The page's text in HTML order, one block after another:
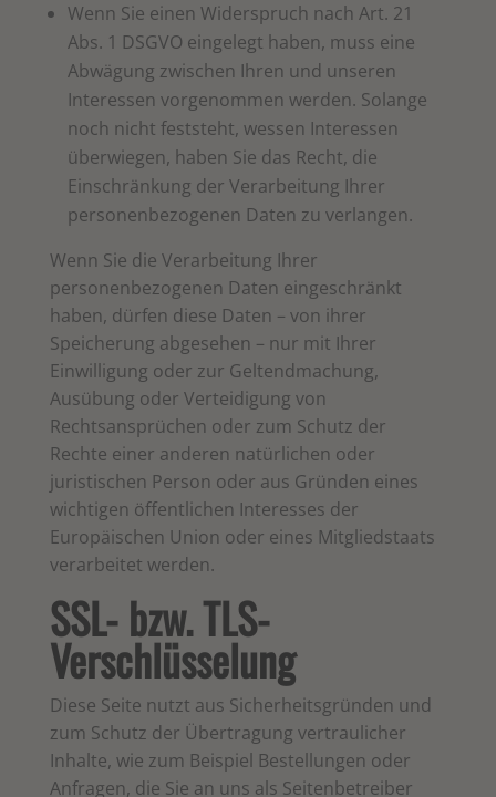
Wenn Sie einen Widerspruch nach Art. 21
Abs. 1 DSGVO eingelegt haben, muss eine
Abwägung zwischen Ihren und unseren
Interessen vorgenommen werden. Solange
noch nicht feststeht, wessen Interessen
überwiegen, haben Sie das Recht, die
Einschränkung der Verarbeitung Ihrer
personenbezogenen Daten zu verlangen.
Wenn Sie die Verarbeitung Ihrer
personenbezogenen Daten eingeschränkt
haben, dürfen diese Daten – von ihrer
Speicherung abgesehen – nur mit Ihrer
Einwilligung oder zur Geltendmachung,
Ausübung oder Verteidigung von
Rechtsansprüchen oder zum Schutz der
Rechte einer anderen natürlichen oder
juristischen Person oder aus Gründen eines
wichtigen öffentlichen Interesses der
Europäischen Union oder eines Mitgliedstaats
verarbeitet werden.
SSL- bzw. TLS-
Verschlüsselung
Diese Seite nutzt aus Sicherheitsgründen und
zum Schutz der Übertragung vertraulicher
Inhalte, wie zum Beispiel Bestellungen oder
Anfragen, die Sie an uns als Seitenbetreiber